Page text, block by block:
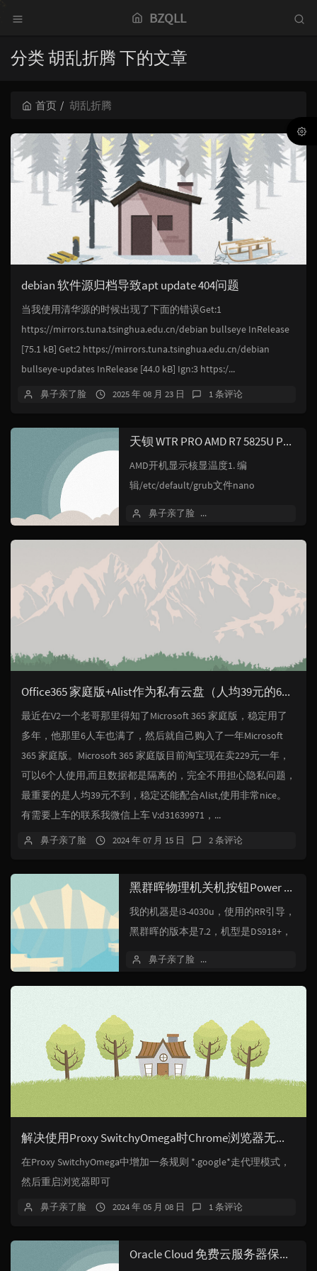
BZQLL
分类 胡乱折腾 下的文章
首页 胡乱折腾
debian 软件源归档导致apt update 404问题
当我使用清华源的时候出现了下面的错误Get:1
https://mirrors.tuna.tsinghua.edu.cn/debian bullseye InRelease
[75.1 kB] Get:2 https://mirrors.tuna.tsinghua.edu.cn/debian
bullseye-updates InRelease [44.0 kB] Ign:3 https:/...
鼻子亲了脸 2025 年 08 月 23 日 1 条评论
天钡 WTR PRO AMD R7 5825U PVE8.2 优化教程
AMD开机显示核显温度1. 编
辑/etc/default/grub文件nano
鼻子亲了脸
Office365 家庭版+Alist作为私有云盘（人均39元的6人车）
最近在V2一个老哥那里得知了Microsoft 365 家庭版，稳定用了
多年，他那里6人车也满了，然后就自己购入了一年Microsoft
365 家庭版。Microsoft 365 家庭版目前淘宝现在卖229元一年，
可以6个人使用,而且数据都是隔离的，完全不用担心隐私问题，
最重要的是人均39元不到，稳定还能配合Alist,使用非常nice。
有需要上车的联系我微信上车 V:d31639971，...
鼻子亲了脸 2024 年 07 月 15 日 2 条评论
黑群晖物理机关机按钮Power button失效解决方案
我的机器是i3-4030u，使用的RR引导，
黑群晖的版本是7.2，机型是DS918+，
鼻子亲了脸
解决使用Proxy SwitchyOmega时Chrome浏览器无法正常同步的问题
在Proxy SwitchyOmega中增加一条规则 *.google*走代理模式，
然后重启浏览器即可
鼻子亲了脸 2024 年 05 月 08 日 1 条评论
Oracle Cloud 免费云服务器保活及修改Root登录